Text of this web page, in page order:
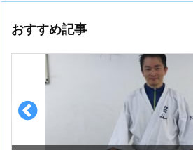
おすすめ記事